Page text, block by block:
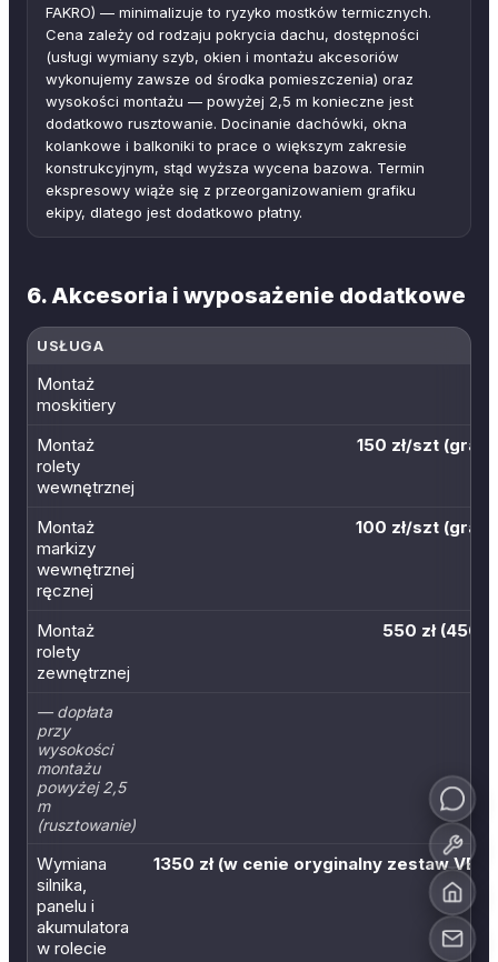
FAKRO) — minimalizuje to ryzyko mostków termicznych.
Cena zależy od rodzaju pokrycia dachu, dostępności
(usługi wymiany szyb, okien i montażu akcesoriów
wykonujemy zawsze od środka pomieszczenia) oraz
wysokości montażu — powyżej 2,5 m konieczne jest
dodatkowo rusztowanie. Docinanie dachówki, okna
kolankowe i balkoniki to prace o większym zakresie
konstrukcyjnym, stąd wyższa wycena bazowa. Termin
ekspresowy wiąże się z przeorganizowaniem grafiku
ekipy, dlatego jest dodatkowo płatny.
6. Akcesoria i wyposażenie dodatkowe
USŁUGA
Montaż
moskitiery
Montaż
rolety
wewnętrznej
150 zł/szt
Montaż
markizy
wewnętrznej
ręcznej
100 zł/szt
Montaż
rolety
zewnętrznej
550 zł (450
— dopłata
przy
wysokości
montażu
powyżej 2,5
m
(rusztowanie)
Wymiana
silnika,
panelu i
akumulatora
w rolecie
1350 zł (w cenie oryginalny zestaw